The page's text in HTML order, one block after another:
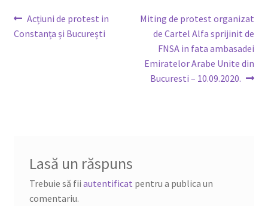
Navigare
în
Articolul
anterior:
Acțiuni de protest in
Constanța și București
Articolul
următor:
Miting de protest organizat
de Cartel Alfa sprijinit de
FNSA in fata ambasadei
Emiratelor Arabe Unite din
Bucuresti – 10.09.2020.
Lasă un răspuns
Trebuie să fii autentificat pentru a publica un
comentariu.